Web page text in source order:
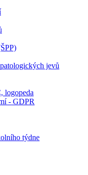
jevů
logopeda
- GDPR
týdne